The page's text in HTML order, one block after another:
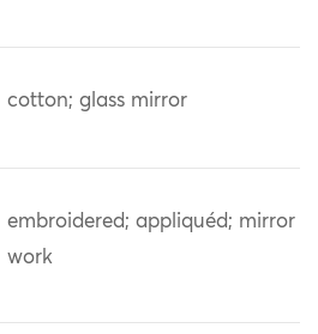
cotton; glass mirror
embroidered; appliquéd; mirror
work